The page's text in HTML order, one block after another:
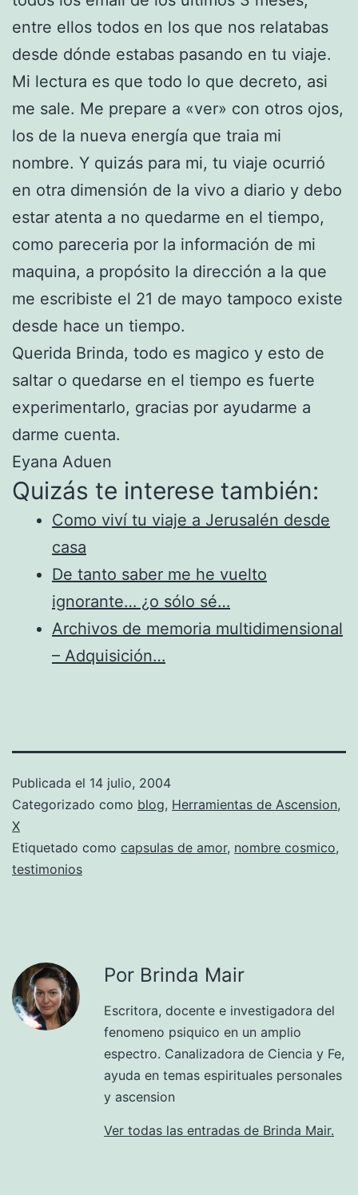
entre ellos todos en los que nos relatabas
desde dónde estabas pasando en tu viaje.
Mi lectura es que todo lo que decreto, asi
me sale. Me prepare a «ver» con otros ojos,
los de la nueva energía que traia mi
nombre. Y quizás para mi, tu viaje ocurrió
en otra dimensión de la vivo a diario y debo
estar atenta a no quedarme en el tiempo,
como pareceria por la información de mi
maquina, a propósito la dirección a la que
me escribiste el 21 de mayo tampoco existe
desde hace un tiempo.
Querida Brinda, todo es magico y esto de
saltar o quedarse en el tiempo es fuerte
experimentarlo, gracias por ayudarme a
darme cuenta.
Eyana Aduen
Quizás te interese también:
Como viví tu viaje a Jerusalén desde
casa
De tanto saber me he vuelto
ignorante… ¿o sólo sé…
Archivos de memoria multidimensional
– Adquisición…
Publicada el 14 julio, 2004
Categorizado como blog, Herramientas de Ascension,
X
Etiquetado como capsulas de amor, nombre cosmico,
testimonios
Por Brinda Mair
Escritora, docente e investigadora del
fenomeno psiquico en un amplio
espectro. Canalizadora de Ciencia y Fe,
ayuda en temas espirituales personales
y ascension
Ver todas las entradas de Brinda Mair.